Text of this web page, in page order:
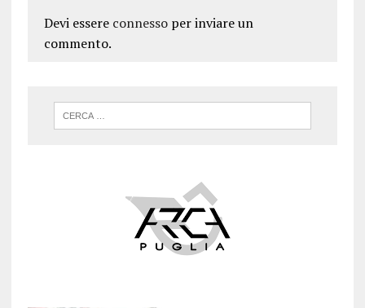
Devi essere connessoper inviare un
commento.